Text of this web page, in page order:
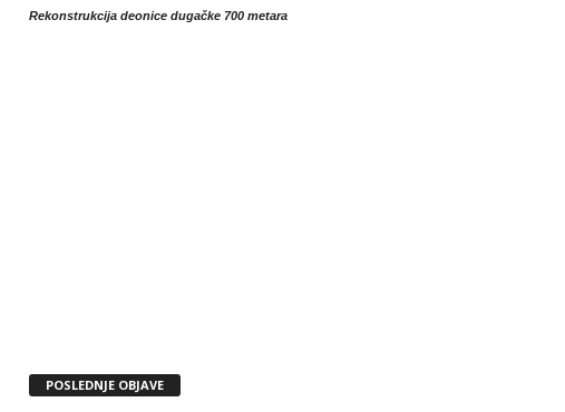
Rekonstrukcija deonice dugačke 700 metara
POSLEDNJE OBJAVE